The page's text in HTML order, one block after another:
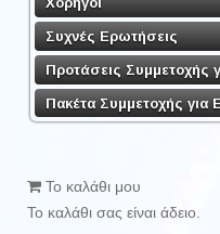
Συχνές Ερωτήσεις
Προτάσεις Συμμετοχής
Πακέτα Συμμετοχής για
Το καλάθι μου
Το καλάθι σας είναι άδειο.